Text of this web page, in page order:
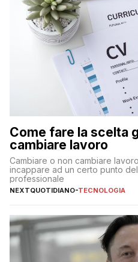
Come fare la scelta
cambiare lavoro
Cambiare o non cambiare
incappare ad un certo punto
professionale
NEXTQUOTIDIANO-TECNOLOGIA